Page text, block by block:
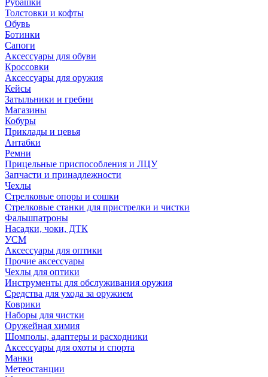
Рубашки
Толстовки и кофты
Обувь
Ботинки
Сапоги
Аксессуары для обуви
Кроссовки
Аксессуары для оружия
Кейсы
Затыльники и гребни
Магазины
Кобуры
Приклады и цевья
Антабки
Ремни
Прицельные приспособления и ЛЦУ
Запчасти и принадлежности
Чехлы
Стрелковые опоры и сошки
Стрелковые станки для пристрелки и чистки
Фальшпатроны
Насадки, чоки, ДТК
УСМ
Аксессуары для оптики
Прочие аксессуары
Чехлы для оптики
Инструменты для обслуживания оружия
Средства для ухода за оружием
Коврики
Наборы для чистки
Оружейная химия
Шомполы, адаптеры и расходники
Аксессуары для охоты и спорта
Манки
Метеостанции